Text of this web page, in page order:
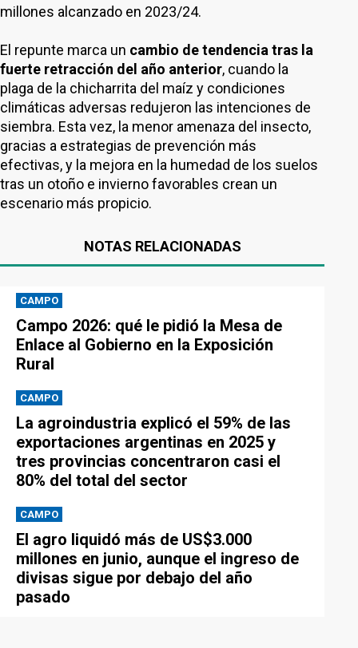
millones alcanzado en 2023/24.
El repunte marca un cambio de tendencia tras la
fuerte retracción del año anterior, cuando la
plaga de la chicharrita del maíz y condiciones
climáticas adversas redujeron las intenciones de
siembra. Esta vez, la menor amenaza del insecto,
gracias a estrategias de prevención más
efectivas, y la mejora en la humedad de los suelos
tras un otoño e invierno favorables crean un
escenario más propicio.
NOTAS RELACIONADAS
CAMPO
Campo 2026: qué le pidió la Mesa de
Enlace al Gobierno en la Exposición
Rural
CAMPO
La agroindustria explicó el 59% de las
exportaciones argentinas en 2025 y
tres provincias concentraron casi el
80% del total del sector
CAMPO
El agro liquidó más de US$3.000
millones en junio, aunque el ingreso de
divisas sigue por debajo del año
pasado